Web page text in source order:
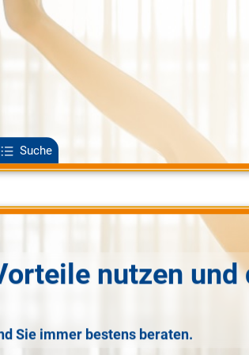
Suche
nutzen und
Sie immer bestens beraten.